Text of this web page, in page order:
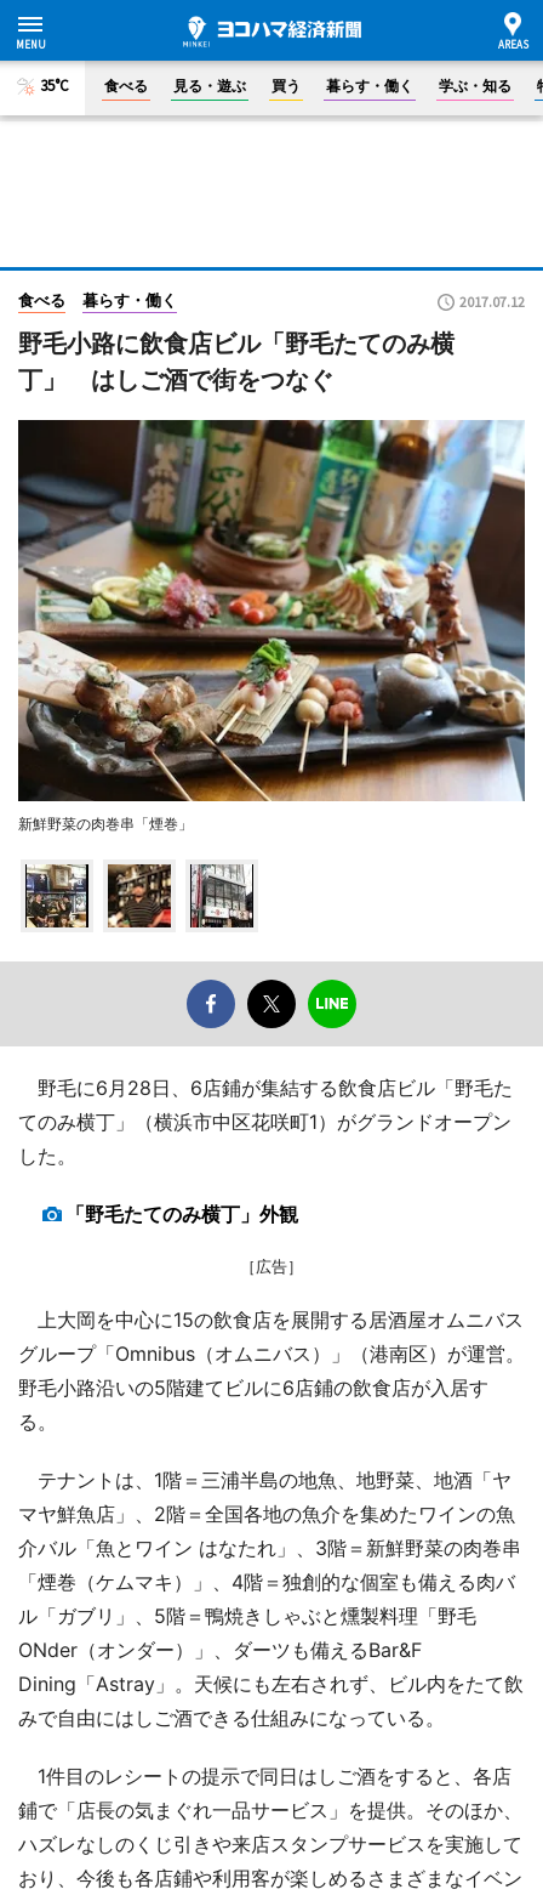
35°C 食べる 見る・遊ぶ 買う 暮らす・働く 学ぶ・知る
食べる 暮らす・働く 2017.07.12
野毛小路に飲食店ビル「野毛たてのみ横
丁」 はしご酒で街をつなぐ
新鮮野菜の肉巻串「煙巻」
野毛に6月28日、6店鋪が集結する飲食店ビル「野毛た
てのみ横丁」（横浜市中区花咲町1）がグランドオープン
した。
「野毛たてのみ横丁」外観
［広告］
上大岡を中心に15の飲食店を展開する居酒屋オムニバス
グループ「Omnibus（オムニバス）」（港南区）が運営。
野毛小路沿いの5階建てビルに6店鋪の飲食店が入居す
る。
テナントは、1階＝三浦半島の地魚、地野菜、地酒「ヤ
マヤ鮮魚店」、2階＝全国各地の魚介を集めたワインの魚
介バル「魚とワイン はなたれ」、3階＝新鮮野菜の肉巻串
「煙巻（ケムマキ）」、4階＝独創的な個室も備える肉バ
ル「ガブリ」、5階＝鴨焼きしゃぶと燻製料理「野毛
ONder（オンダー）」、ダーツも備えるBar&F
Dining「Astray」。天候にも左右されず、ビル内をたて飲
みで自由にはしご酒できる仕組みになっている。
1件目のレシートの提示で同日はしご酒をすると、各店
鋪で「店長の気まぐれ一品サービス」を提供。そのほか、
ハズレなしのくじ引きや来店スタンプサービスを実施して
おり、今後も各店鋪や利用客が楽しめるさまざまなイベン